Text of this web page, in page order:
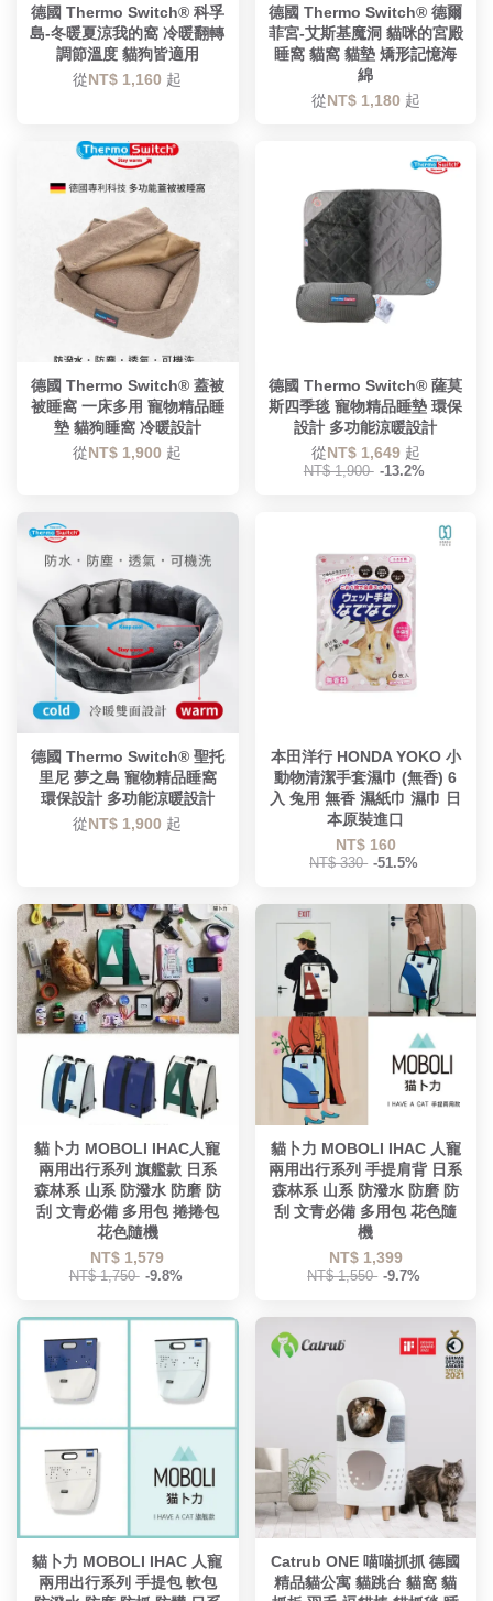
德國 Thermo Switch® 科孚
島-冬暖夏涼我的窩 冷暖翻轉
調節溫度 貓狗皆適用
從NT$ 1,160 起
德國 Thermo Switch® 德爾
菲宮-艾斯基魔洞 貓咪的宮殿
睡窩 貓窩 貓墊 矯形記憶海
綿
從NT$ 1,180 起
德國 Thermo Switch® 蓋被
被睡窩 一床多用 寵物精品睡
墊 貓狗睡窩 冷暖設計
從NT$ 1,900 起
德國 Thermo Switch® 薩莫
斯四季毯 寵物精品睡墊 環保
設計 多功能涼暖設計
從NT$ 1,649 起
NT$ 1,900 -13.2%
德國 Thermo Switch® 聖托
里尼 夢之島 寵物精品睡窩
環保設計 多功能涼暖設計
從NT$ 1,900 起
本田洋行 HONDA YOKO 小
動物清潔手套濕巾 (無香) 6
入 兔用 無香 濕紙巾 濕巾 日
本原裝進口
NT$ 160
NT$ 330 -51.5%
貓卜力 MOBOLI IHAC人寵
兩用出行系列 旗艦款 日系
森林系 山系 防潑水 防磨 防
刮 文青必備 多用包 捲捲包
花色隨機
NT$ 1,579
NT$ 1,750 -9.8%
貓卜力 MOBOLI IHAC 人寵
兩用出行系列 手提肩背 日系
森林系 山系 防潑水 防磨 防
刮 文青必備 多用包 花色隨
機
NT$ 1,399
NT$ 1,550 -9.7%
貓卜力 MOBOLI IHAC 人寵
兩用出行系列 手提包 軟包
Catrub ONE 喵喵抓抓 德國
精品貓公寓 貓跳台 貓窩 貓